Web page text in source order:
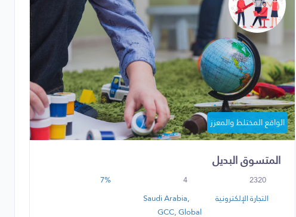
الواقع المختلط والمعزز
المتسوق البديل
2320
4
7%
التجارة الإلكترونية
Saudi Arabia,
GCC, Global